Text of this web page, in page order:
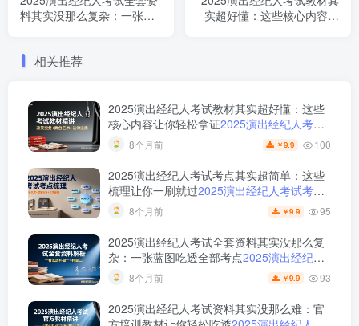
料其实没那么复杂：一张蓝
实超好懂：这些核心内容让
相关推荐
2025演出经纪人考试教材其实超好懂：这些
核心内容让你轻松拿证2025演出经纪人考试
教材解析与备考要点
8个月前 ￥9.9 100
2025演出经纪人考试考点其实超简单：这些
梳理让你一刷就过2025演出经纪人考试考点
梳理与备考指南
8个月前 ￥9.9 95
2025演出经纪人考试全套资料其实没那么复
杂：一张蓝图吃透全部考点2025演出经纪人
考试全套资料解析与备考指南
8个月前 ￥9.9 93
2025演出经纪人考试资料其实没那么难：官